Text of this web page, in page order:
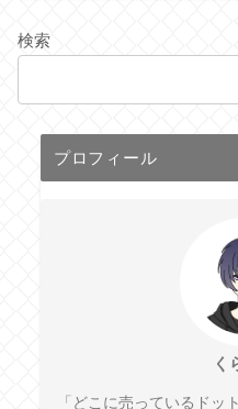
検索
プロフィール
く
「どこに売っているドッ